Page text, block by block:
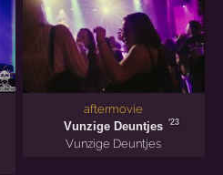
aftermovie
Vunzige Deuntjes
'23
Vunzige Deuntjes